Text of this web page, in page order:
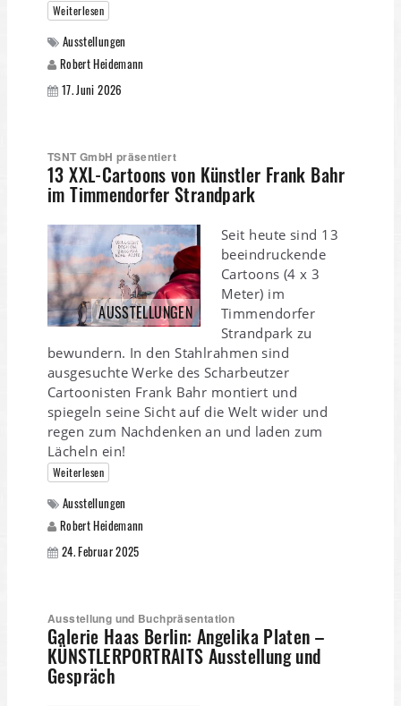
Weiterlesen
Ausstellungen
Robert Heidemann
17. Juni 2026
TSNT GmbH präsentiert
13 XXL-Cartoons von Künstler Frank Bahr
im Timmendorfer Strandpark
AUSSTELLUNGEN
Seit heute sind 13
beeindruckende
Cartoons (4 x 3
Meter) im
Timmendorfer
Strandpark zu
bewundern. In den Stahlrahmen sind
ausgesuchte Werke des Scharbeutzer
Cartoonisten Frank Bahr montiert und
spiegeln seine Sicht auf die Welt wider und
regen zum Nachdenken an und laden zum
Lächeln ein!
Weiterlesen
Ausstellungen
Robert Heidemann
24. Februar 2025
Ausstellung und Buchpräsentation
Galerie Haas Berlin: Angelika Platen –
KÜNSTLERPORTRAITS Ausstellung und
Gespräch